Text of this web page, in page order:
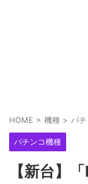
HOME > 機種 > パ
パチンコ機種
【新台】